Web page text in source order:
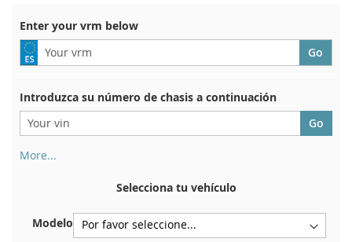
Enter your vrm below
Introduzca su número de chasis a continuación
More...
certificado de registro. Y también en el coche.
En la placa inferior del asiento delantero derecho
Centrar contra el mamparo debajo del capó.
Selecciona tu vehículo
Modelo